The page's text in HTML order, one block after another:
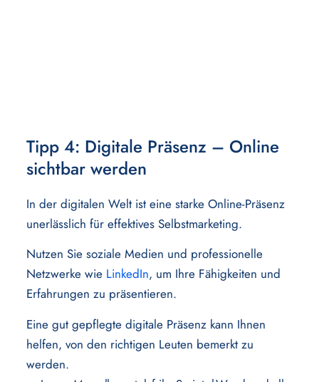
Tipp 4: Digitale Präsenz – Online
sichtbar werden
In der digitalen Welt ist eine starke Online-Präsenz
unerlässlich für effektives Selbstmarketing.
Nutzen Sie soziale Medien und professionelle
Netzwerke wie LinkedIn, um Ihre Fähigkeiten und
Erfahrungen zu präsentieren.
Eine gut gepflegte digitale Präsenz kann Ihnen
helfen, von den richtigen Leuten bemerkt zu
werden.